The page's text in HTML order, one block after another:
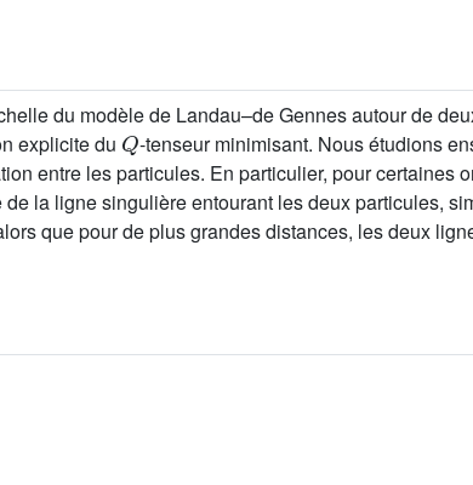
du modèle de Landau–de Gennes autour de
explicite du
Q
-tenseur minimisant. Nous étudions
entre les particules. En particulier, pour
la ligne singulière entourant les deux particules,
que pour de plus grandes distances, les deux